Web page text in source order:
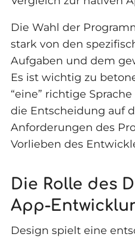
Die Wahl der
stark von den
Aufgaben und dem
Es ist wichtig zu
“eine” richtige
die Entscheidung auf
Anforderungen des
Vorlieben des
Die Rolle des
App-
Design spielt eine